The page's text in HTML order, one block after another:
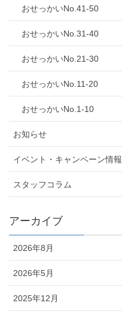
おせっかいNo.41-50
おせっかいNo.31-40
おせっかいNo.21-30
おせっかいNo.11-20
おせっかいNo.1-10
お知らせ
イベント・キャンペーン情報
スタッフコラム
アーカイブ
2026年8月
2026年5月
2025年12月